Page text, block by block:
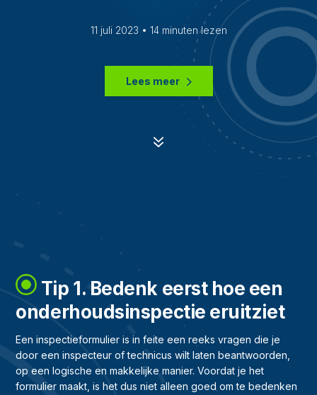
11 juli 2023 • 14 minuten lezen
Lees meer
7
Tip 1. Bedenk eerst hoe een
onderhoudsinspectie eruitziet
Een inspectieformulier is in feite een reeks vragen die je
door een inspecteur of technicus wilt laten beantwoorden,
op een logische en makkelijke manier. Voordat je het
formulier maakt, is het dus niet alleen goed om te bedenken